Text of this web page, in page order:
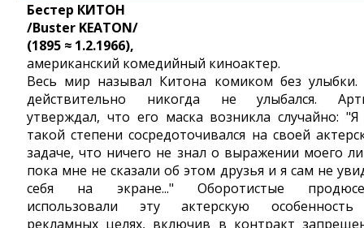
Бестер КИТОН
/Buster KEATON/
(1895 ≈ 1.2.1966),
американский комедийный киноактер.
Весь мир называл Китона комиком без
действительно никогда не улыбался.
утверждал, что его маска возникла случайно:
такой степени сосредоточивался на своей
задаче, что ничего не знал о выражении моего
пока мне не сказали об этом друзья и я сам не
себя на экране..." Оборотистые
использовали эту актерскую
рекламных целях, включив в контракт